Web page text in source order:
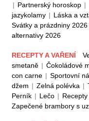
| Partnerský horoskop |
jazykolamy | Láska a
Svátky a prázdniny 2026
alternativy 2026
RECEPTY A VAŘENÍ
smetaně | Čokoládové
con carne | Sportovní
džem | Zelná polévka |
Perník | Lečo |
Zapečené brambory s